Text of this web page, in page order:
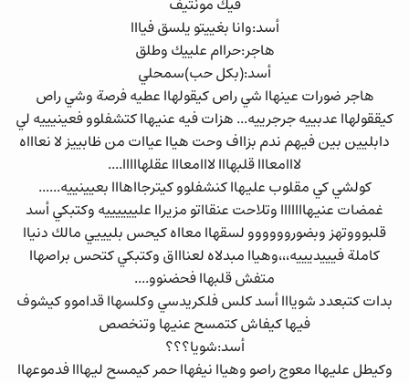
فيك مونتيف
أسد:وانا بغييتو يلسق فيااا
هاجر:حراام علييك وطلق
أسد:(بكل حب)سمحلي
هاجر ضورات عينهاا شي راص كيقولهاا عطيه فرصة وشي راص
كيققولهاا عدبييه جرجرييه... هزات فيه عنيهاا كتشفلوو فعينيييه لي
دابليين بين فيهم ندم بزااف وحت هياا عياات من ظابييز لا نعاااه
لااامعااا قلبهااا لااامعااا عقلهااااا....
كولشي كي مقلوب عليهاا كنشفلوو كيترجااهااا بعيينييه......
غمضات عنيهااااااا وتلاحت عنقااتو مزيراا علييييييه وكتبكي أسد
قلبوووتهز وبضوروووووو لسقهاا معااه كيحس بليييي مالك دنياا
كاملة فيييديييه،،،وهياا مبدلاه لعناااق وكتبكي كتحس براصهاا
متفش قلبهاا فحضنوو....
بدات كتبعدد شويااا أسد كلس فلكريدسي وكلسهاا قداموو كيشوف
فيها كيفاش كتمسح عنيها وتنخصص
أسد:شويا؟؟؟
وكيطل عليهاا معوج راصو وهياا نيفهاا حمر كيمسح ليهااا فدموعهاا